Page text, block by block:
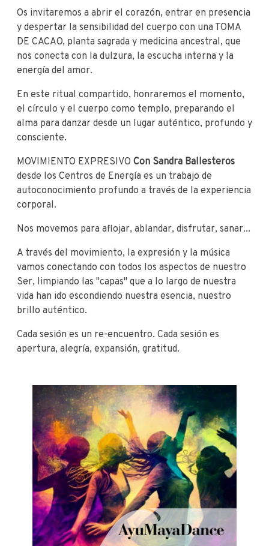
Os invitaremos a abrir el corazón, entrar en presencia
y despertar la sensibilidad del cuerpo con una TOMA
DE CACAO, planta sagrada y medicina ancestral, que
nos conecta con la dulzura, la escucha interna y la
energía del amor.
En este ritual compartido, honraremos el momento,
el círculo y el cuerpo como templo, preparando el
alma para danzar desde un lugar auténtico, profundo y
consciente.
MOVIMIENTO EXPRESIVO Con Sandra Ballesteros
desde los Centros de Energía es un trabajo de
autoconocimiento profundo a través de la experiencia
corporal.
Nos movemos para aflojar, ablandar, disfrutar, sanar...
A través del movimiento, la expresión y la música
vamos conectando con todos los aspectos de nuestro
Ser, limpiando las "capas" que a lo largo de nuestra
vida han ido escondiendo nuestra esencia, nuestro
brillo auténtico.
Cada sesión es un re-encuentro. Cada sesión es
apertura, alegría, expansión, gratitud.